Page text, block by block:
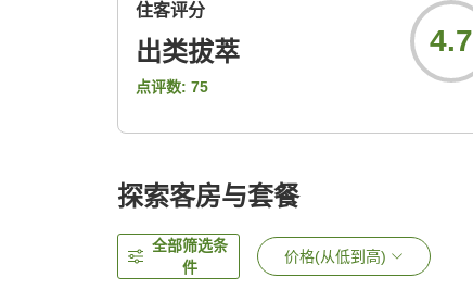
住客评分
出类拔萃
点评数: 75
4.7
探索客房与套餐
全部筛选条
件
价格(从低到高)